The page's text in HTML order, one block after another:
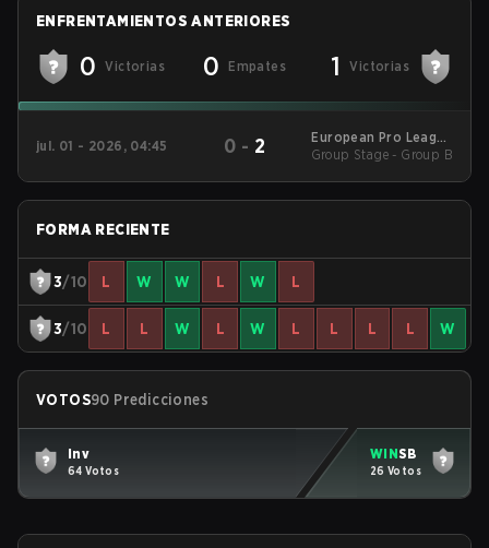
ENFRENTAMIENTOS ANTERIORES
0 Victorias 0 Empates 1 Victorias
jul. 01 - 2026, 04:45 0 - 2
European Pro League
Season 39 2026
Group Stage - Group B
FORMA RECIENTE
3/10 L W W L W L
3/10 L L W L W L L L L W
VOTOS90 Predicciones
Inv
64 Votos
WINSB
26 Votos